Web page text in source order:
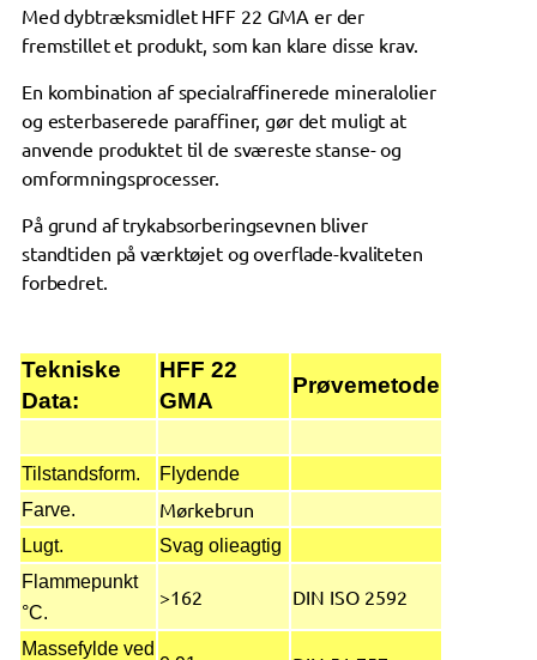
Med dybtræksmidlet HFF 22 GMA er der
fremstillet et produkt, som kan klare disse krav.
En kombination af specialraffinerede mineralolier
og esterbaserede paraffiner, gør det muligt at
anvende produktet til de sværeste stanse- og
omformningsprocesser.
På grund af trykabsorberingsevnen bliver
standtiden på værktøjet og overflade-kvaliteten
forbedret.
Tekniske
Data:
HFF 22
GMA
Prøvemetode
Tilstandsform.
Flydende
Farve.
Mørkebrun
Lugt.
Svag olieagtig
Flammepunkt
°C.
>162 DIN ISO 2592
Massefylde ved